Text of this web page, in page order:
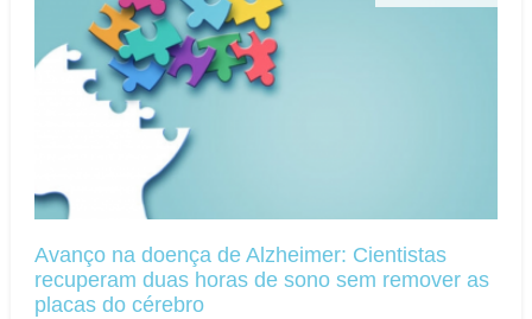
Avanço na doença de Alzheimer: Cientistas
recuperam duas horas de sono sem remover as
placas do cérebro